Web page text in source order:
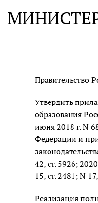
Правительство
Утвердить
образования
июня 2018 г. N
Федерации и
42, ст. 5926;
15, ст. 2481; N
Реализация